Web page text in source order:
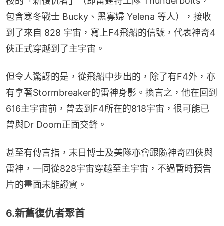
包含寒冬戰士 Bucky、黑寡婦 Yelena 等人），接收
到了來自 828 宇宙，寫上F4飛船的信號，代表神奇4
俠正式穿越到了主宇宙。
但令人驚訝的是，從飛船中步出的，除了有F4外，亦
有拿著Stormbreaker的雷神身影。換言之，他在回到
616主宇宙前，曾去到F4所在的818宇宙，很可能已
曾與Dr Doom正面交鋒。
甚至有傳言指，末日博士及美隊亦會跟隨神奇四俠與
雷神，一同從828宇宙穿越至主宇宙，不過暫時預告
片的畫面未能證實。
6.新舊復仇者聚首